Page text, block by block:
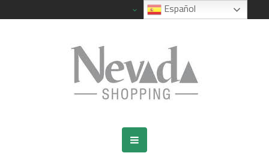
Español